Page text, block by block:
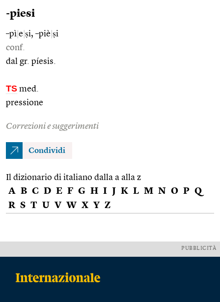
-piesi
–pì e ṣi, –piè ṣi
conf.
dal gr. píesis.
TS med.
pressione
Correzioni e suggerimenti
Condividi
Il dizionario di italiano dalla a alla z
A B C D E F G H I J K L M N O P Q
R S T U V W X Y Z
PUBBLICITÀ